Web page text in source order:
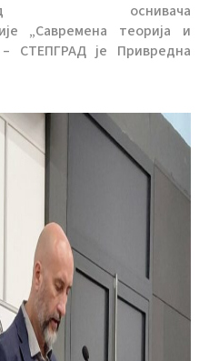
„Савремена теорија и
СТЕПГРАДје Привредна